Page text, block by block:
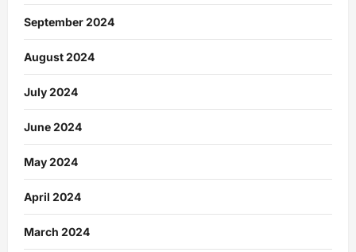
September 2024
August 2024
July 2024
June 2024
May 2024
April 2024
March 2024